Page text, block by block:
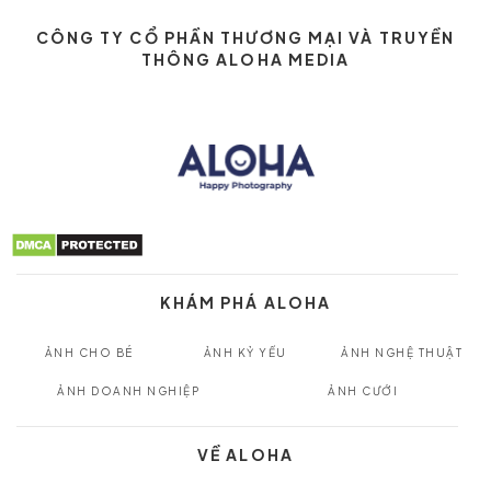
CÔNG TY CỔ PHẦN THƯƠNG MẠI VÀ TRUYỀN
THÔNG ALOHA MEDIA
KHÁM PHÁ ALOHA
ẢNH CHO BÉ ẢNH KỶ YẾU ẢNH NGHỆ THUẬT
ẢNH DOANH NGHIỆP ẢNH CƯỚI
VỀ ALOHA